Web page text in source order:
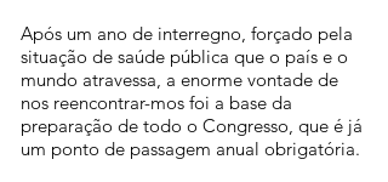
Após um ano de interregno, forçado pela
situação de saúde pública que o país e o
mundo atravessa, a enorme vontade de
nos reencontrar-mos foi a base da
preparação de todo o Congresso, que é já
um ponto de passagem anual obrigatória.